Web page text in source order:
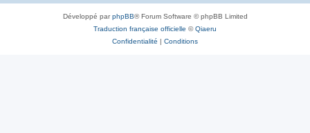
Développé parphpBB® Forum Software © phpBB Limited
Traduction française officielle ©Qiaeru
Confidentialité | Conditions